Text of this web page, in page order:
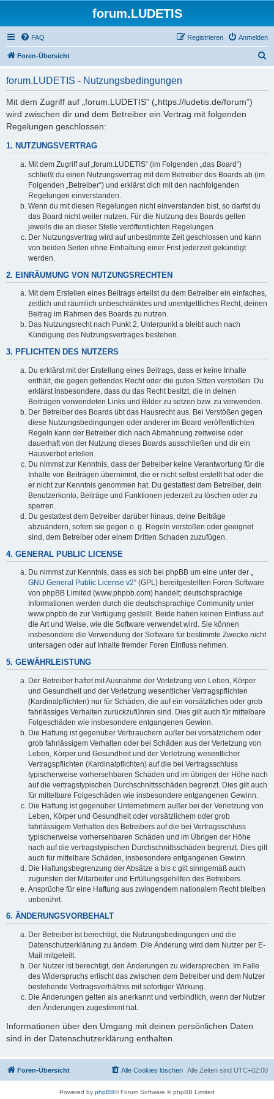
forum.LUDETIS
FAQ Anmelden
Registrieren
Foren-Übersicht
forum.LUDETIS - Nutzungsbedingungen
Mit dem Zugriff auf „forum.LUDETIS“ („https://ludetis.de/forum“)
wird zwischen dir und dem Betreiber ein Vertrag mit folgenden
Regelungen geschlossen:
1. NUTZUNGSVERTRAG
Mit dem Zugriff auf „forum.LUDETIS“ (im Folgenden „das Board“)
schließt du einen Nutzungsvertrag mit dem Betreiber des Boards ab (im
Folgenden „Betreiber“) und erklärst dich mit den nachfolgenden
Regelungen einverstanden.
Wenn du mit diesen Regelungen nicht einverstanden bist, so darfst du
das Board nicht weiter nutzen. Für die Nutzung des Boards gelten
jeweils die an dieser Stelle veröffentlichten Regelungen.
Der Nutzungsvertrag wird auf unbestimmte Zeit geschlossen und kann
von beiden Seiten ohne Einhaltung einer Frist jederzeit gekündigt
werden.
2. EINRÄUMUNG VON NUTZUNGSRECHTEN
Mit dem Erstellen eines Beitrags erteilst du dem Betreiber ein einfaches,
zeitlich und räumlich unbeschränktes und unentgeltliches Recht, deinen
Beitrag im Rahmen des Boards zu nutzen.
Das Nutzungsrecht nach Punkt 2, Unterpunkt a bleibt auch nach
Kündigung des Nutzungsvertrages bestehen.
3. PFLICHTEN DES NUTZERS
Du erklärst mit der Erstellung eines Beitrags, dass er keine Inhalte
enthält, die gegen geltendes Recht oder die guten Sitten verstoßen. Du
erklärst insbesondere, dass du das Recht besitzt, die in deinen
Beiträgen verwendeten Links und Bilder zu setzen bzw. zu verwenden.
Der Betreiber des Boards übt das Hausrecht aus. Bei Verstößen gegen
diese Nutzungsbedingungen oder anderer im Board veröffentlichten
Regeln kann der Betreiber dich nach Abmahnung zeitweise oder
dauerhaft von der Nutzung dieses Boards ausschließen und dir ein
Hausverbot erteilen.
Du nimmst zur Kenntnis, dass der Betreiber keine Verantwortung für die
Inhalte von Beiträgen übernimmt, die er nicht selbst erstellt hat oder die
er nicht zur Kenntnis genommen hat. Du gestattest dem Betreiber, dein
Benutzerkonto, Beiträge und Funktionen jederzeit zu löschen oder zu
sperren.
Du gestattest dem Betreiber darüber hinaus, deine Beiträge
abzuändern, sofern sie gegen o. g. Regeln verstoßen oder geeignet
sind, dem Betreiber oder einem Dritten Schaden zuzufügen.
4. GENERAL PUBLIC LICENSE
Du nimmst zur Kenntnis, dass es sich bei phpBB um eine unter der „
GNU General Public License v2“ (GPL) bereitgestellten Foren-Software
von phpBB Limited (www.phpbb.com) handelt; deutschsprachige
Informationen werden durch die deutschsprachige Community unter
www.phpbb.de zur Verfügung gestellt. Beide haben keinen Einfluss auf
die Art und Weise, wie die Software verwendet wird. Sie können
insbesondere die Verwendung der Software für bestimmte Zwecke nicht
untersagen oder auf Inhalte fremder Foren Einfluss nehmen.
5. GEWÄHRLEISTUNG
Der Betreiber haftet mit Ausnahme der Verletzung von Leben, Körper
und Gesundheit und der Verletzung wesentlicher Vertragspflichten
(Kardinalpflichten) nur für Schäden, die auf ein vorsätzliches oder grob
fahrlässiges Verhalten zurückzuführen sind. Dies gilt auch für mittelbare
Folgeschäden wie insbesondere entgangenen Gewinn.
Die Haftung ist gegenüber Verbrauchern außer bei vorsätzlichem oder
grob fahrlässigem Verhalten oder bei Schäden aus der Verletzung von
Leben, Körper und Gesundheit und der Verletzung wesentlicher
Vertragspflichten (Kardinalpflichten) auf die bei Vertragsschluss
typischerweise vorhersehbaren Schäden und im übrigen der Höhe nach
auf die vertragstypischen Durchschnittsschäden begrenzt. Dies gilt auch
für mittelbare Folgeschäden wie insbesondere entgangenen Gewinn.
Die Haftung ist gegenüber Unternehmern außer bei der Verletzung von
Leben, Körper und Gesundheit oder vorsätzlichem oder grob
fahrlässigem Verhalten des Betreibers auf die bei Vertragsschluss
typischerweise vorhersehbaren Schäden und im Übrigen der Höhe
nach auf die vertragstypischen Durchschnittsschäden begrenzt. Dies gilt
auch für mittelbare Schäden, insbesondere entgangenen Gewinn.
Die Haftungsbegrenzung der Absätze a bis c gilt sinngemäß auch
zugunsten der Mitarbeiter und Erfüllungsgehilfen des Betreibers.
Ansprüche für eine Haftung aus zwingendem nationalem Recht bleiben
unberührt.
6. ÄNDERUNGSVORBEHALT
Der Betreiber ist berechtigt, die Nutzungsbedingungen und die
Datenschutzerklärung zu ändern. Die Änderung wird dem Nutzer per E-
Mail mitgeteilt.
Der Nutzer ist berechtigt, den Änderungen zu widersprechen. Im Falle
des Widerspruchs erlischt das zwischen dem Betreiber und dem Nutzer
bestehende Vertragsverhältnis mit sofortiger Wirkung.
Die Änderungen gelten als anerkannt und verbindlich, wenn der Nutzer
den Änderungen zugestimmt hat.
Informationen über den Umgang mit deinen persönlichen Daten
sind in der Datenschutzerklärung enthalten.
Foren-Übersicht Alle Zeiten sind UTC+02:00
Alle Cookies löschen
Powered by phpBB® Forum Software © phpBB Limited